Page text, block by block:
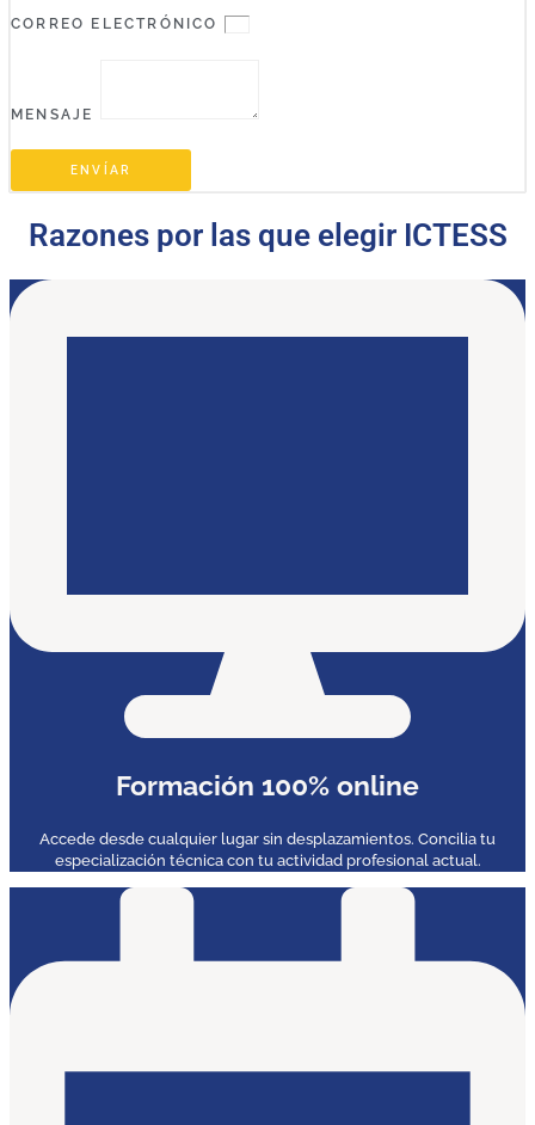
CORREO ELECTRÓNICO
MENSAJE
ENVÍAR
Razones por las que elegir ICTESS
Formación 100% online
Accede desde cualquier lugar sin desplazamientos. Concilia tu
especialización técnica con tu actividad profesional actual.